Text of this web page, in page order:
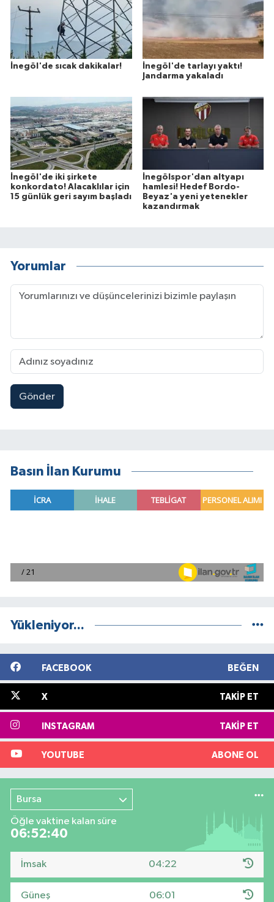
İnegöl'de sıcak dakikalar!
İnegöl'de tarlayı yaktı!
Jandarma yakaladı
İnegöl'de iki şirkete
konkordato! Alacaklılar için
15 günlük geri sayım başladı
İnegölspor'dan altyapı
hamlesi! Hedef Bordo-
Beyaz'a yeni yetenekler
kazandırmak
Yorumlar
Gönder
Basın İlan Kurumu
Yükleniyor...
FACEBOOK BEĞEN
X TAKIP ET
INSTAGRAM TAKIP ET
YOUTUBE ABONE OL
Bursa
Öğle vaktine kalan süre
06:52:39
İmsak 04:22
Güneş 06:01